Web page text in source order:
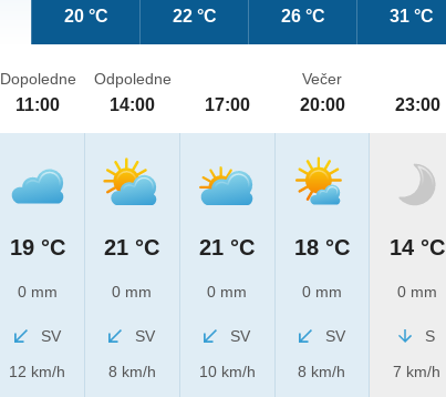
20 °C 22 °C 26 °C 31 °C
Dopoledne
11:00
19 °C
0 mm
SV
12 km/h
Odpoledne
14:00
21 °C
0 mm
SV
8 km/h
17:00
21 °C
0 mm
SV
10 km/h
Večer
20:00
18 °C
0 mm
SV
8 km/h
23:00
14 °C
0 mm
S
7 km/h